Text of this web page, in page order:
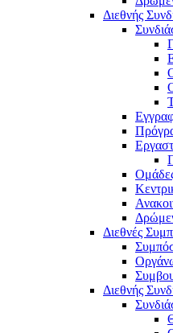
Διεθνής
Διεθνές
Διεθνής